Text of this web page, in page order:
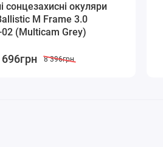
сонцезахисні окуляри
M Frame 3.0
02 (Multicam Grey)
696грн 8 396грн